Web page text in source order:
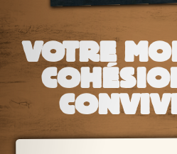
VOTRE